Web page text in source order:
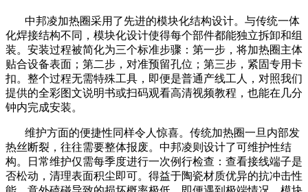
中邦凌加热圈采用了先进的模块化结构设计。与传统一体
化焊接结构不同，模块化设计使得每个部件都能独立拆卸和组
装。安装过程被简化为三个标准步骤：第一步，将加热圈主体
贴合设备表面；第二步，对准预留孔位；第三步，紧固专用卡
扣。整个过程无需特殊工具，即便是普通产线工人，对照我们
提供的全彩图文说明书或扫码观看高清视频教程，也能在几分
钟内完成安装。
维护方面的便捷性同样令人惊喜。传统加热圈一旦内部发
热丝断裂，往往需要整体报废。中邦凌则设计了可维护性结
构。日常维护仅需每季度进行一次例行检查：查看接线端子是
否松动，清理表面积尘即可。得益于陶瓷材质优异的抗冲击性